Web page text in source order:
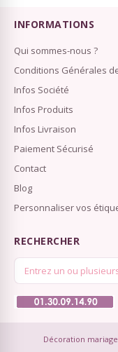
INFORMATIONS
Qui sommes-nous ?
Conditions Générales
Infos Société
Infos Produits
Infos Livraison
Paiement Sécurisé
Contact
Blog
Personnaliser vos
RECHERCHER
Décoration mariage